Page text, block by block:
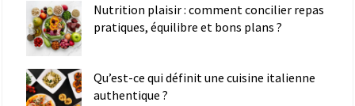
Nutrition plaisir : comment concilier repas
pratiques, équilibre et bons plans ?
Qu’est-ce qui définit une cuisine italienne
authentique ?